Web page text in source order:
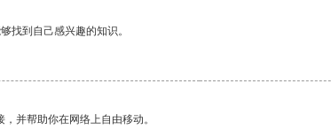
找到自己感兴趣的知识。
并帮助你在网络上自由移动。